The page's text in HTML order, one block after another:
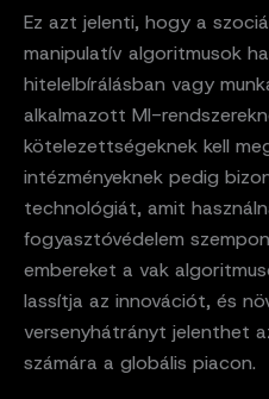
Ez azt jelenti, hogy a
manipulatív algoritmusok
hitelelbírálásban vagy
alkalmazott MI-
kötelezettségeknek kell
intézményeknek pedig
technológiát, amit
fogyasztóvédelem
embereket a vak
lassítja az innovációt, és
versenyhátrányt jelenthet
számára a globális piacon.